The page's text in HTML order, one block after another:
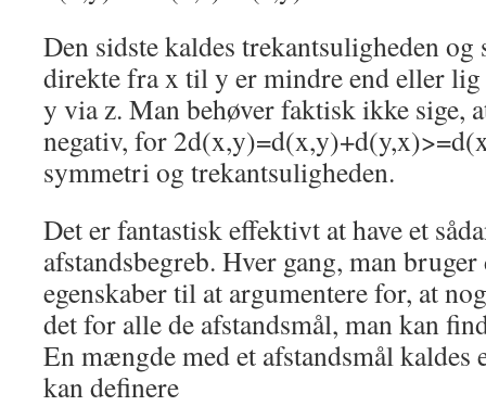
Den sidste kaldes trekantsuligheden og
direkte fra x til y er mindre end eller
y via z. Man behøver faktisk ikke sige,
negativ, for
symmetri og trekantsuligheden.
Det er fantastisk effektivt at have et
afstandsbegreb. Hver gang, man bruger
egenskaber til at argumentere for, at
det for alle de afstandsmål, man kan
En mængde med et afstandsmål kaldes
kan definere